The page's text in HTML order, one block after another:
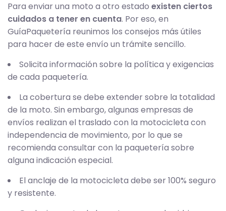
Para enviar una moto a otro estado existen ciertos
cuidados a tener en cuenta. Por eso, en
GuíaPaquetería reunimos los consejos más útiles
para hacer de este envío un trámite sencillo.
Solicita información sobre la política y exigencias
de cada paquetería.
La cobertura se debe extender sobre la totalidad
de la moto. Sin embargo, algunas empresas de
envíos realizan el traslado con la motocicleta con
independencia de movimiento, por lo que se
recomienda consultar con la paquetería sobre
alguna indicación especial.
El anclaje de la motocicleta debe ser 100% seguro
y resistente.